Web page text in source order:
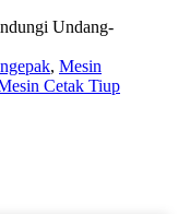
Undang-
, Mesin
Cetak Tiup